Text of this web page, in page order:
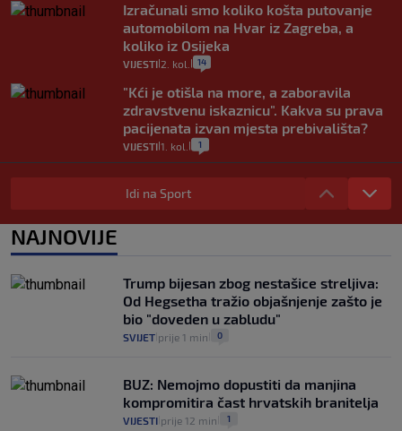
Izračunali smo koliko košta putovanje
automobilom na Hvar iz Zagreba, a
koliko iz Osijeka
VIJESTI 2. kol. 14
"Kći je otišla na more, a zaboravila
zdravstvenu iskaznicu". Kakva su prava
pacijenata izvan mjesta prebivališta?
VIJESTI 1. kol. 1
Provjerili smo "što ćemo onda" ako
Plenković na 15 dana ukine mjere: "Ne bi
se dogodilo ništa. Vlada se zaljubila u te
intervencije"
Analitičar o Mostu: Oni su u yin-yang
poziciji i imaju drugog najpoznatijeg
bravara u povijesti Hrvatske
16
Idi na Sport
NAJNOVIJE
Trump bijesan zbog nestašice streljiva:
Od Hegsetha tražio objašnjenje zašto je
bio "doveden u zabludu"
SVIJET prije 1 min 0
BUZ: Nemojmo dopustiti da manjina
kompromitira čast hrvatskih branitelja
VIJESTI prije 12 min 1